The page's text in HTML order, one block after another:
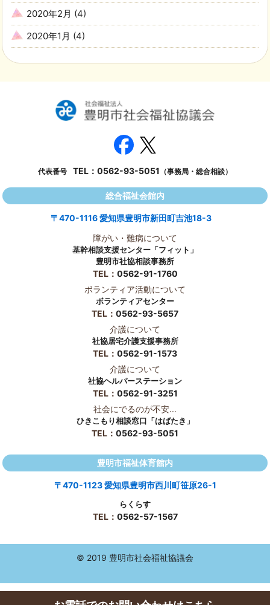
2020年2月 (4)
2020年1月 (4)
代表番号 TEL： 0562-93-5051 （事務局・総合相談）
総合福祉会館内
〒470-1116 愛知県豊明市新田町吉池18-3
障がい・難病について
基幹相談支援センター「フィット」
豊明市社協相談事務所
TEL： 0562-91-1760
ボランティア活動について
ボランティアセンター
TEL： 0562-93-5657
介護について
社協居宅介護支援事務所
TEL： 0562-91-1573
介護について
社協ヘルパーステーション
TEL： 0562-91-3251
社会にでるのが不安...
ひきこもり相談窓口「はばたき」
TEL： 0562-93-5051
豊明市福祉体育館内
〒470-1123 愛知県豊明市西川町笹原26-1
らくらす
TEL： 0562-57-1567
© 2019 豊明市社会福祉協議会